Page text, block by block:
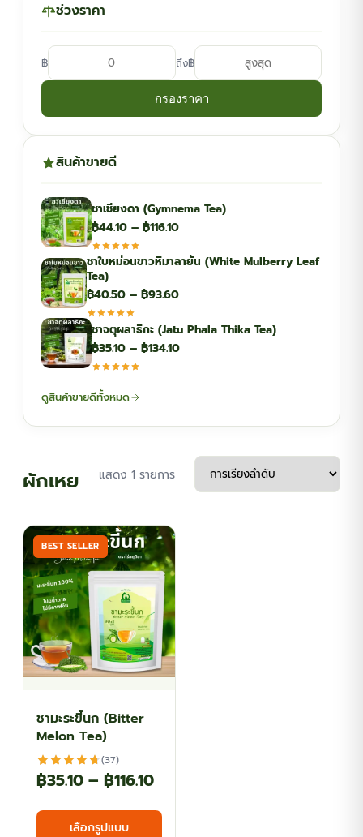
ช่วงราคา
฿ ถึง฿
กรองราคา
สินค้าขายดี
ชาเชียงดา (Gymnema Tea)
฿44.10 – ฿116.10Price
฿44.10
฿116.10
ชาใบหม่อนขาวหิมาลายัน (White Mulberry Leaf
Tea)
฿40.50 – ฿93.60Price
฿40.50
through
ชาจตุผลาธิกะ (Jatu Phala Thika Tea)
฿35.10 – ฿134.10Price
ดูสินค้าขายดีทั้งหมด
ผักเหย แสดง 1 รายการ
BEST SELLER
ชามะระขี้นก (Bitter
Melon Tea)
(37)
฿35.10 – ฿116.10Price
range:
เลือกรูปแบบ
This